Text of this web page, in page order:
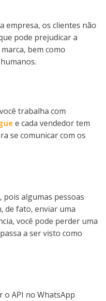
empresa, os clientes não
pode prejudicar a
bem como
trabalha com
e cada vendedor tem
se comunicar com os
algumas pessoas
de fato, enviar uma
você pode perder uma
a ser visto como
o API no WhatsApp